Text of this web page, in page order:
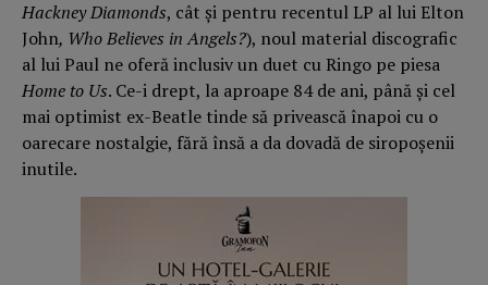
Hackney Diamonds, cât și pentru recentul LP al lui Elton
John, Who Believes in Angels?), noul material discografic
al lui Paul ne oferă inclusiv un duet cu Ringo pe piesa
Home to Us. Ce-i drept, la aproape 84 de ani, până și cel
mai optimist ex-Beatle tinde să privească înapoi cu o
oarecare nostalgie, fără însă a da dovadă de siropoșenii
inutile.